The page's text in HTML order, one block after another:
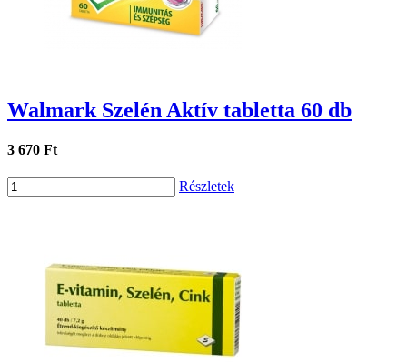
Walmark Szelén Aktív tabletta 60 db
3 670 Ft
Részletek